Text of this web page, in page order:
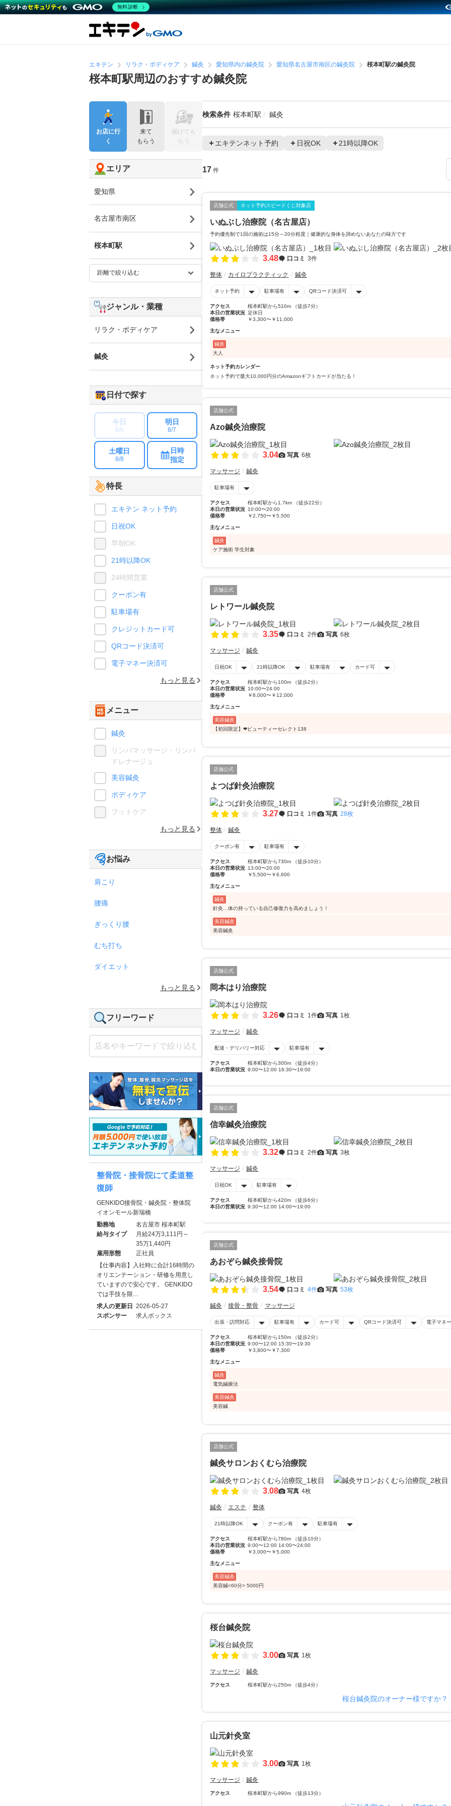
エキテン リラク・ボディケア 鍼灸 愛知県内の鍼灸院 愛知県名古屋市南区の鍼灸院 桜本町駅の鍼灸院
桜本町駅周辺のおすすめ鍼灸院
検索条件 桜本町駅 鍼灸
エキテンネット予約 日祝OK 21時以降OK
17 件
店舗公式 ネット予約スピードくじ対象店
いぬぶし治療院（名古屋店）
予約優先制で1回の施術は15分～20分程度｜健康的な身体を諦めないあなたの味方です
3.48 口コミ 3件
整体 カイロプラクティック 鍼灸
ネット予約 駐車場有 QRコード決済可
アクセス
桜本町駅から510m （徒歩7分）
本日の営業状況 定休日
価格帯
￥3,300〜￥11,000
主なメニュー
鍼灸
大人
ネット予約カレンダー
ネット予約で最大10,000円分のAmazonギフトカードが当たる！
店舗公式
Azo鍼灸治療院
3.04 写真 6枚
マッサージ 鍼灸
駐車場有
アクセス
桜本町駅から1.7km （徒歩22分）
本日の営業状況 10:00〜20:00
価格帯
￥2,750〜￥5,500
主なメニュー
鍼灸
ケア施術 学生対象
店舗公式
レトワール鍼灸院
3.35 口コミ 2件 写真 6枚
マッサージ 鍼灸
日祝OK 21時以降OK 駐車場有 カード可
アクセス
桜本町駅から100m （徒歩2分）
本日の営業状況 10:00〜24:00
価格帯
￥8,000〜￥12,000
主なメニュー
美容鍼灸
【初回限定】❤ビューティーセレクト138
店舗公式
よつば針灸治療院
3.27 口コミ 1件 写真 28枚
整体 鍼灸
クーポン有 駐車場有
アクセス
桜本町駅から730m （徒歩10分）
本日の営業状況 13:00〜20:00
価格帯
￥5,500〜￥6,600
主なメニュー
鍼灸
針灸…体の持っている自己修復力を高めましょう！
美容鍼灸
美容鍼灸
店舗公式
岡本はり治療院
3.26 口コミ 1件 写真 1枚
マッサージ 鍼灸
配達・デリバリー対応 駐車場有
アクセス
桜本町駅から300m （徒歩4分）
本日の営業状況 9:00〜12:00 16:30〜19:00
店舗公式
信幸鍼灸治療院
3.32 口コミ 2件 写真 3枚
マッサージ 鍼灸
日祝OK 駐車場有
アクセス
桜本町駅から420m （徒歩6分）
本日の営業状況 9:30〜12:00 14:00〜19:00
店舗公式
あおぞら鍼灸接骨院
3.54 口コミ 4件 写真 53枚
鍼灸 接骨・整骨 マッサージ
出張・訪問対応 駐車場有 カード可 QRコード決済可 電子マネ
アクセス
桜本町駅から150m （徒歩2分）
本日の営業状況 9:00〜12:00 15:30〜19:30
価格帯
￥3,800〜￥7,300
主なメニュー
鍼灸
電気鍼療法
美容鍼灸
美容鍼
店舗公式
鍼灸サロンおくむら治療院
3.08 写真 4枚
鍼灸 エステ 整体
21時以降OK クーポン有 駐車場有
アクセス
桜本町駅から780m （徒歩10分）
本日の営業状況 9:00〜12:00 14:00〜24:00
価格帯
￥3,000〜￥5,000
主なメニュー
美容鍼灸
美容鍼<60分> 5000円
桜台鍼灸院
3.00 写真 1枚
マッサージ 鍼灸
アクセス 桜本町駅から250m （徒歩4分）
桜台鍼灸院のオーナー様ですか？
山元針灸室
3.00 写真 1枚
マッサージ 鍼灸
アクセス 桜本町駅から990m （徒歩13分）
お店に行
く
来て
もらう
届けても
らう
エリア
愛知県
名古屋市南区
桜本町駅
ジャンル・業種
リラク・ボディケア
鍼灸
日付で探す
今日
8/6
明日
8/7
土曜日
8/8
日時
指定
特長
エキテン ネット予約
日祝OK
早朝OK
21時以降OK
24時間営業
クーポン有
駐車場有
クレジットカード可
QRコード決済可
電子マネー決済可
もっと見る
メニュー
鍼灸
リンパマッサージ・リンパ
ドレナージュ
美容鍼灸
ボディケア
フットケア
もっと見る
お悩み
肩こり
腰痛
ぎっくり腰
むち打ち
ダイエット
もっと見る
フリーワード
整骨院・接骨院にて柔道整
復師
GENKIDO接骨院・鍼灸院・整体院
イオンモール新瑞橋
勤務地
名古屋市 桜本町駅
給与タイプ
月給24万3,111円～
35万1,440円
雇用形態
正社員
【仕事内容】入社時に合計16時間の
オリエンテーション・研修を用意し
ていますので安心です。 GENKIDO
では手技を限…
求人の更新日 2026-05-27
スポンサー
求人ボックス
無料診断